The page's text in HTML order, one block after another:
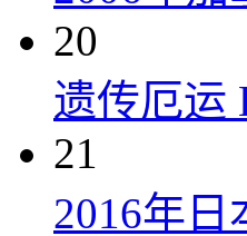
20
遗传厄运
21
2016年